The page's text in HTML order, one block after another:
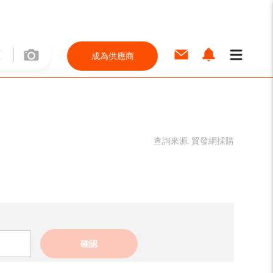
成為供應商
查詢來源: 貿發網採購
確認